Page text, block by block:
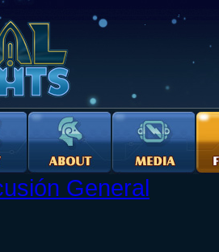
General